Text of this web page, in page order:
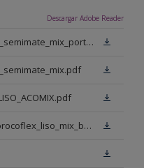
Descargar Adobe Reader
ficha_tecnica_procoflex_liso_semimate_mix_portugues.pdf
ficha_seguridad_pr_es_es_procoflex_liso_mix_bb.pdf